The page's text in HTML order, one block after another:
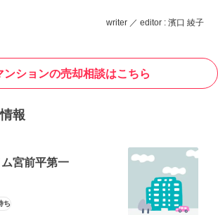
writer ／ editor : 濱口 綾子
ンションの売却相談はこちら
報
宮前平第一
ち